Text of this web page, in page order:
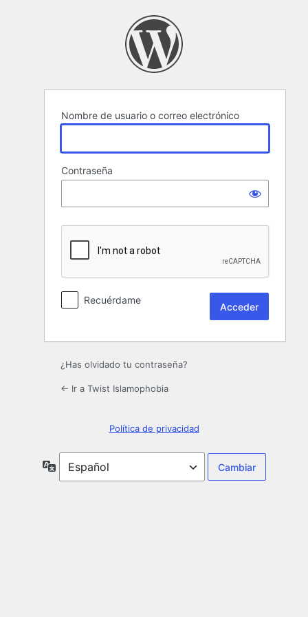
Nombre de usuario o correo electrónico
Contraseña
Recuérdame
¿Has olvidado tu contraseña?
← Ir a Twist Islamophobia
Política de privacidad
Idioma